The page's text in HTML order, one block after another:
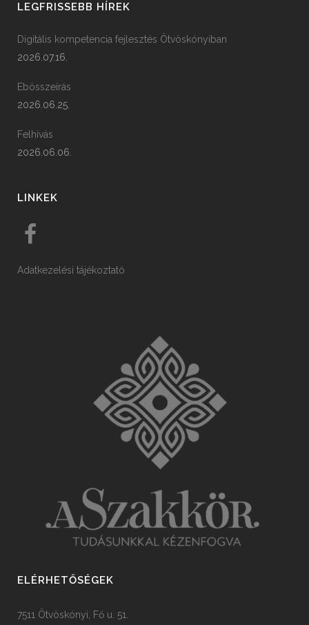
LEGFRISSEBB HÍREK
Digitális kompetencia fejlesztés Ötvöskónyiban
2026.07.16.
Ebösszeírás
2026.06.25.
Felhívás
2026.06.06.
LINKEK
Adatkezelési tájékoztató
ELÉRHETŐSÉGEK
7511 Ötvöskónyi, Fő u. 51.